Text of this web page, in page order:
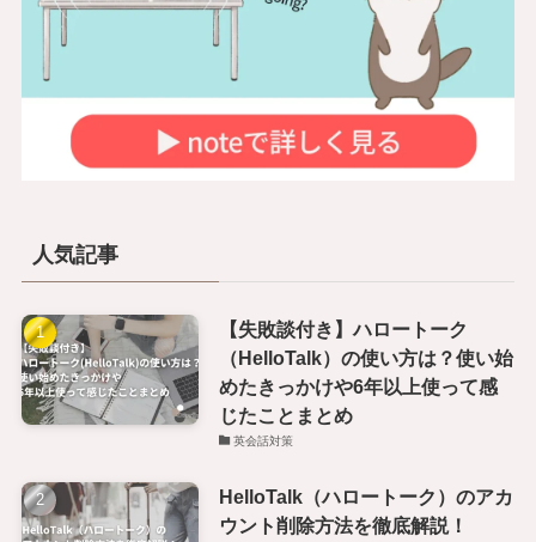
人気記事
【失敗談付き】ハロートーク
（HelloTalk）の使い方は？使い始
めたきっかけや6年以上使って感
じたことまとめ
英会話対策
HelloTalk（ハロートーク）のアカ
ウント削除方法を徹底解説！